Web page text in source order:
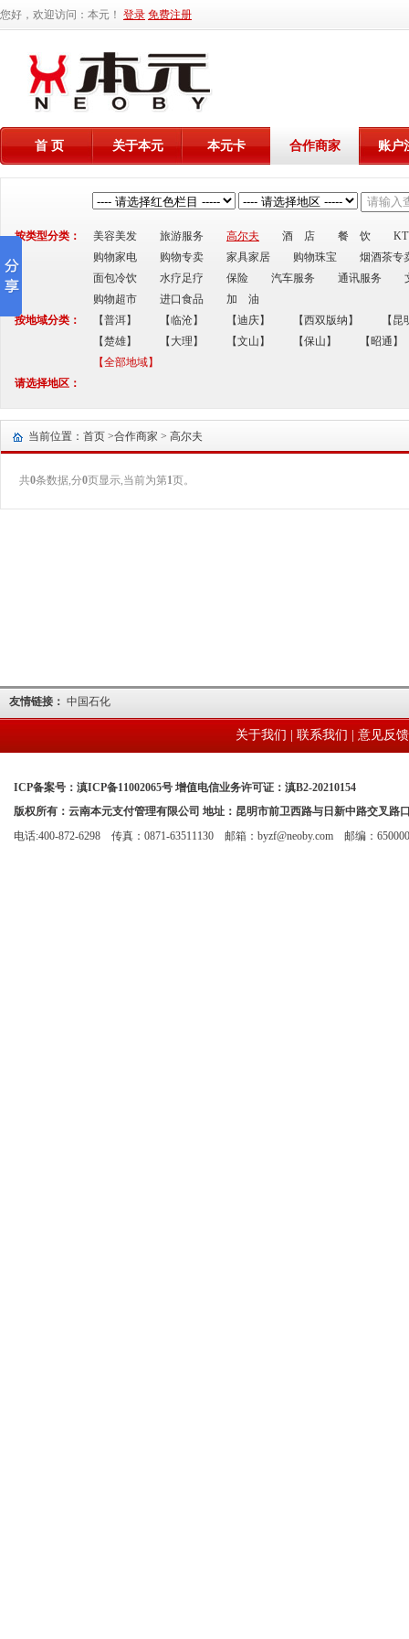
您好，欢迎访问：本元！ 登录 免费注册
首 页 关于本元 本元卡 合作商家 账户
按类型分类： 美容美发 旅游服务 高尔夫 酒 店 餐 饮
购物家电
购物专卖 家具家居 购物珠宝
烟酒茶专
面包冷饮
水疗足疗 保险 汽车服务 通讯服务
购物超市
进口食品
加 油
按地域分类：
【普洱】 【临沧】 【迪庆】 【西双版纳】
【昆
【楚雄】
【大理】 【文山】 【保山】
【昭通】
【全部地域】
请选择地区：
当前位置：首页 >合作商家 > 高尔夫
共0条数据,分0页显示,当前为第1页。
友情链接： 中国石化
关于我们 联系我们 意见反馈
ICP备案号：滇ICP备11002065号 增值电信业务许可证：滇B2-20210154
版权所有：云南本元支付管理有限公司 地址：昆明市前卫西路与日新中路交叉
电话:400-872-6298 传真：0871-63511130 邮箱：byzf@neoby.com 邮编：